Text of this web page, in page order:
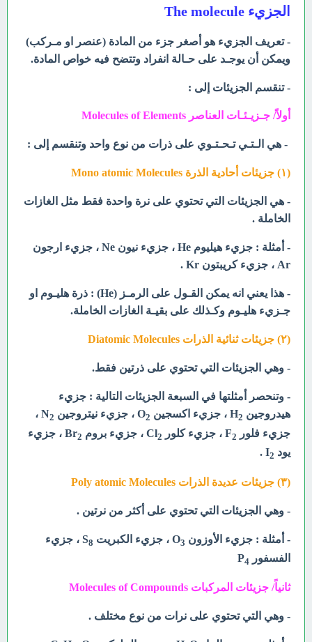
الجزيء The molecule
- تعريف الجزيء هو أصغر جزء من المادة (عنصر او مـركب)
ويمكن أن يوجـد على حـالة انفراد وتتضح فيه خواص المادة.
- تنقسم الجزيئات إلى :
أولاً/ جـزيـئـات العناصر Molecules of Elements
- هي الـتـي تـحـتـوي على ذرات من نوع واحد وتنقسم إلى :
(۱) جزیئات أحادية الذرة Mono atomic Molecules
- هي الجزيئات التي تحتوي على نرة واحدة فقط مثل الغازات
الخاملة .
- أمثلة : جزيء هيليوم He ، جزيء نيون Ne ، جزيء ارجون
Ar ، جزيء كريبتون Kr .
- هذا يعني انه يمكن القـول على الرمـز (He) : ذرة هليـوم او
جـزيء هليـوم وكـذلك على بقيـة الغازات الخاملة.
(۲) جزیئات ثنائية الذرات Diatomic Molecules
- وهي الجزيئات التي تحتوي على ذرتين فقط.
- وتنحصر أمثلتها في السبعة الجزيئات التالية : جزيء
هيدروجين H 2 ، جزيء اكسجين O 2 ، جزيء نيتروجين N 2
،
جزيء فلور F
2 ، جزيء كلور Cl 2 ، جزيء بروم Br 2
، جزيء
يود I 2
.
(۳) جزيئات عديدة الذرات Poly atomic Molecules
- وهي الجزيئات التي تحتوي على أكثر من نرتين .
- أمثلة : جزيء الأوزون O 3 ، جزيء الكبريت S 8
، جزيء
الفسفور P 4
ثانياً/ جزيئات المركبات Molecules of Compounds
- وهي التي تحتوي على نرات من نوع مختلف .